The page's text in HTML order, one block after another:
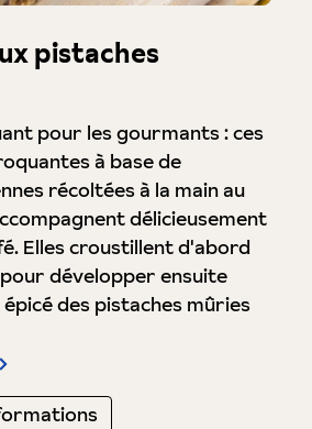
pistaches
pour les gourmants : ces
à base de
récoltées à la main au
délicieusement
Elles croustillent d'abord
développer ensuite
des pistaches mûries